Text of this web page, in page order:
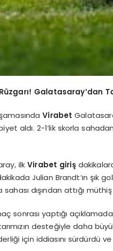
Galatasaray’dan
Virabet
aldı. 2-1’lik skorla
ilkVirabet giriş
Julian Brandt’ın şık
dışından attığı
sonrası yaptığı
desteğiyle daha
için iddiasını sürdürdü